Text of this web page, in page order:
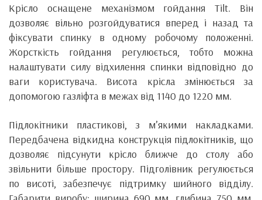
Крісло оснащене механізмом гойдання Tilt. Він
дозволяє вільно розгойдуватися вперед і назад та
фіксувати спинку в одному робочому положенні.
Жорсткість гойдання регулюється, тобто можна
налаштувати силу відхилення спинки відповідно до
ваги користувача. Висота крісла змінюється за
допомогою газліфта в межах від 1140 до 1220 мм.
Підлокітники пластикові, з м’якими накладками.
Передбачена відкидна конструкція підлокітників, що
дозволяє підсунути крісло ближче до столу або
звільнити більше простору. Підголівник регулюється
по висоті, забезпечує підтримку шийного відділу.